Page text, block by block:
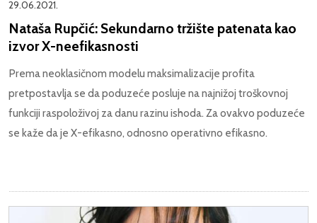
29.06.2021.
Nataša Rupčić: Sekundarno tržište patenata kao
izvor X-neefikasnosti
Prema neoklasičnom modelu maksimalizacije profita
pretpostavlja se da poduzeće posluje na najnižoj troškovnoj
funkciji raspoloživoj za danu razinu ishoda. Za ovakvo poduzeće
se kaže da je X-efikasno, odnosno operativno efikasno.